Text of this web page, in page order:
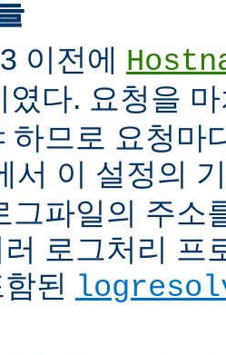
이전에
였다. 요청을
하므로 요청마
서 이 설정의
그파일의 주소
로그처리 프
된